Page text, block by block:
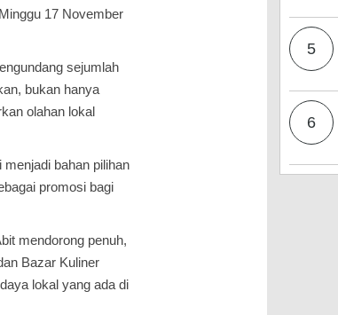
17 November
sejumlah
bukan hanya
olahan lokal
bahan pilihan
promosi bagi
mendorong penuh,
Bazar Kuliner
lokal yang ada di
5
6